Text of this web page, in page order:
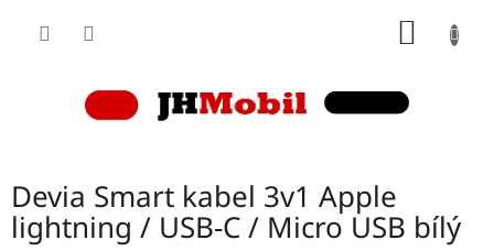
Devia Smart kabel 3v1 Apple
lightning / USB-C / Micro USB bílý